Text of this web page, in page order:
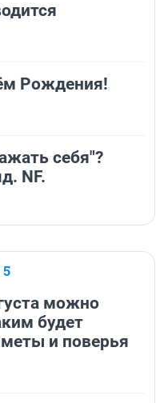
Рождения!
себя"?
NF.
можно
будет
и поверья